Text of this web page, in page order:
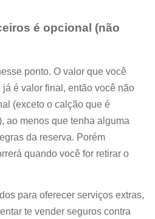
é opcional (não
ponto. O valor que você
já é valor final, então você não
(exceto o calção que é
ao menos que tenha alguma
da reserva. Porém
quando você for retirar o
para oferecer serviços extras,
te vender seguros contra